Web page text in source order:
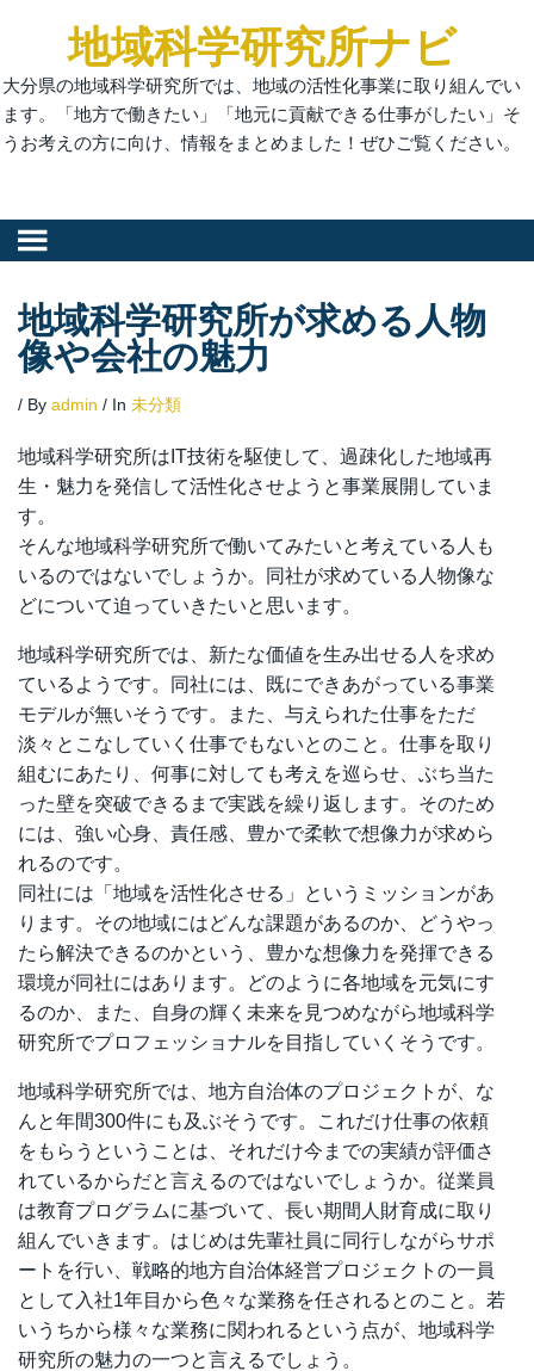
地域科学研究所ナビ
大分県の地域科学研究所では、地域の活性化事業に取り組んでい
ます。「地方で働きたい」「地元に貢献できる仕事がしたい」そ
うお考えの方に向け、情報をまとめました！ぜひご覧ください。
地域科学研究所が求める人物
像や会社の魅力
/ By admin / In 未分類
地域科学研究所はIT技術を駆使して、過疎化した地域再
生・魅力を発信して活性化させようと事業展開していま
す。
そんな地域科学研究所で働いてみたいと考えている人も
いるのではないでしょうか。同社が求めている人物像な
どについて迫っていきたいと思います。
地域科学研究所では、新たな価値を生み出せる人を求め
ているようです。同社には、既にできあがっている事業
モデルが無いそうです。また、与えられた仕事をただ
淡々とこなしていく仕事でもないとのこと。仕事を取り
組むにあたり、何事に対しても考えを巡らせ、ぶち当た
った壁を突破できるまで実践を繰り返します。そのため
には、強い心身、責任感、豊かで柔軟で想像力が求めら
れるのです。
同社には「地域を活性化させる」というミッションがあ
ります。その地域にはどんな課題があるのか、どうやっ
たら解決できるのかという、豊かな想像力を発揮できる
環境が同社にはあります。どのように各地域を元気にす
るのか、また、自身の輝く未来を見つめながら地域科学
研究所でプロフェッショナルを目指していくそうです。
地域科学研究所では、地方自治体のプロジェクトが、な
んと年間300件にも及ぶそうです。これだけ仕事の依頼
をもらうということは、それだけ今までの実績が評価さ
れているからだと言えるのではないでしょうか。従業員
は教育プログラムに基づいて、長い期間人財育成に取り
組んでいきます。はじめは先輩社員に同行しながらサポ
ートを行い、戦略的地方自治体経営プロジェクトの一員
として入社1年目から色々な業務を任されるとのこと。若
いうちから様々な業務に関われるという点が、地域科学
研究所の魅力の一つと言えるでしょう。